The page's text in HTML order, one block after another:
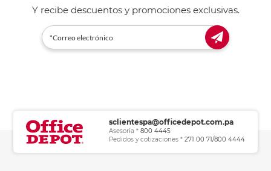
Y recibe descuentos y promociones exclusivas.
sclientespa@officedepot.com.pa
Asesoría * 800 4445
Pedidos y cotizaciones * 271 00 71/800 4444